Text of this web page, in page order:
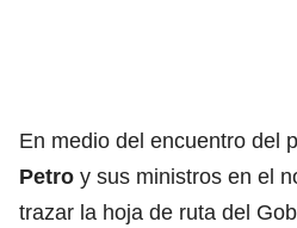
En medio del encuentro del
Petro y sus ministros en el
trazar la hoja de ruta del